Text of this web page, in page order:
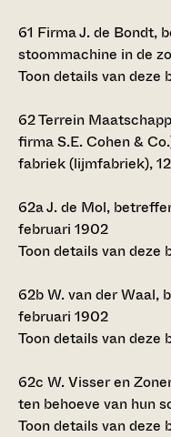
61 Firma J. de Bondt,
stoommachine in de
Toon details van deze
62Terrein
firma S.E. Cohen &
fabriek (lijmfabriek),
62aJ. de Mol,
februari 1902
Toon details van deze
62bW. van der Waal,
februari 1902
Toon details van deze
62c W. Visser en
ten behoeve van hun
Toon details van deze